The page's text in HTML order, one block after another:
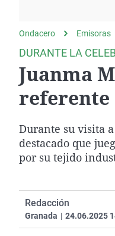
gato
Ondacero Emisoras
DURANTE LA
Juanma
Durante su visita
destacado que
por su tejido
Redacción
Granada | 24.06.2025